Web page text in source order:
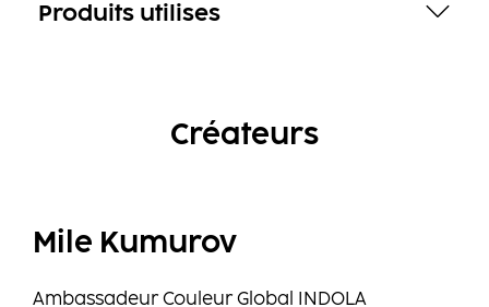
Produits utilises
Créateurs
Mile Kumurov
Ambassadeur Couleur Global INDOLA